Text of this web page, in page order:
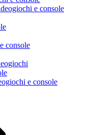
e console
console
e console